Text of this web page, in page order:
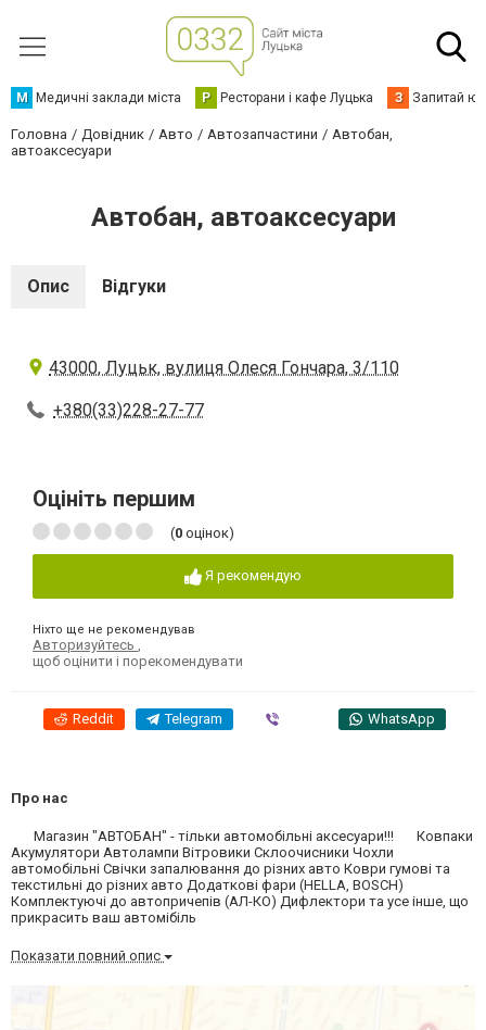
М Медичні заклади міста Р Ресторани і кафе Луцька З Запитай
Головна Довідник Авто Автозапчастини
Автобан,
автоаксесуари
Автобан, автоаксесуари
Опис Відгуки
43000, Луцьк, вулиця Олеся Гончара, 3/110
+380(33)228-27-77
Оцініть першим
(0 оцінок)
Я рекомендую
Ніхто ще не рекомендував
Авторизуйтесь
щоб оцінити і порекомендувати
Reddit Telegram WhatsApp
Про нас
Магазин "АВТОБАН" - тільки автомобільні аксесуари!!! Ковпаки
Акумулятори Автолампи Вітровики Склоочисники Чохли
автомобільні Свічки запалювання до різних авто Коври гумові та
текстильні до різних авто Додаткові фари (HELLA, BOSCH)
Комплектуючі до автопричепів (АЛ-КО) Дифлектори та усе інше, що
прикрасить ваш автомібіль
Показати повний опис